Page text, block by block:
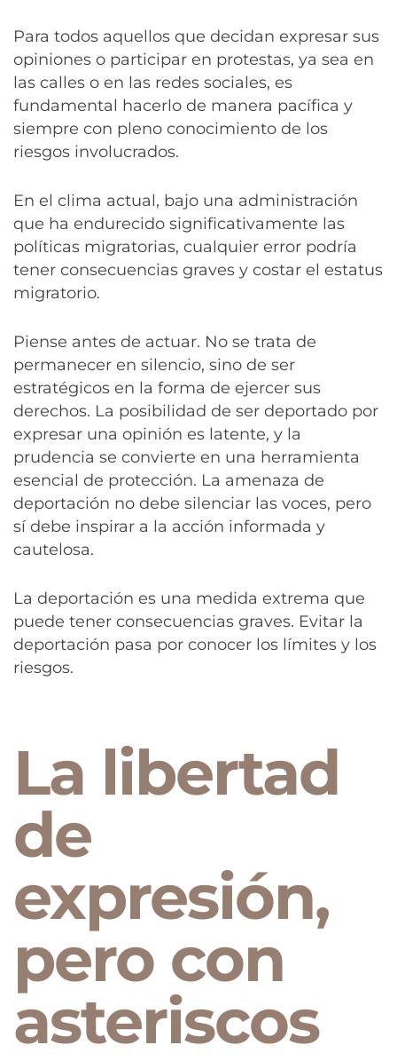
Para todos aquellos que decidan expresar sus
opiniones o participar en protestas, ya sea en
las calles o en las redes sociales, es
fundamental hacerlo de manera pacífica y
siempre con pleno conocimiento de los
riesgos involucrados.
En el clima actual, bajo una administración
que ha endurecido significativamente las
políticas migratorias, cualquier error podría
tener consecuencias graves y costar el estatus
migratorio.
Piense antes de actuar. No se trata de
permanecer en silencio, sino de ser
estratégicos en la forma de ejercer sus
derechos. La posibilidad de ser deportado por
expresar una opinión es latente, y la
prudencia se convierte en una herramienta
esencial de protección. La amenaza de
deportación no debe silenciar las voces, pero
sí debe inspirar a la acción informada y
cautelosa.
La deportación es una medida extrema que
puede tener consecuencias graves. Evitar la
deportación pasa por conocer los límites y los
riesgos.
La libertad
de
expresión,
pero con
asteriscos